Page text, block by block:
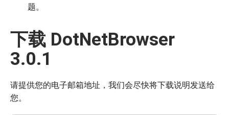
题。
下载 DotNetBrowser
3.0.1
请提供您的电子邮箱地址，我们会尽快将下载说明发送给
您。